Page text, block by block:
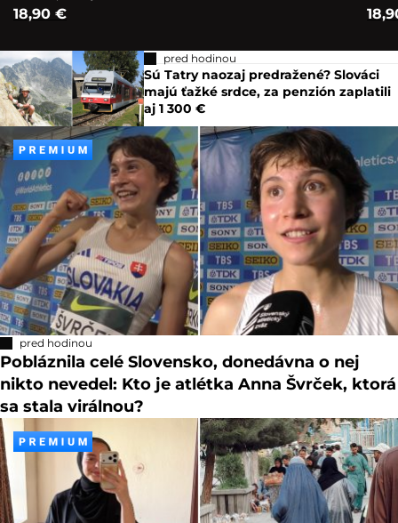
18,90 €
pred hodinou
Sú Tatry naozaj predražené? Slováci
majú ťažké srdce, za penzión zaplatili
aj 1 300 €
pred hodinou
Pobláznila celé Slovensko, donedávna o nej
nikto nevedel: Kto je atlétka Anna Švrček, ktorá
sa stala virálnou?